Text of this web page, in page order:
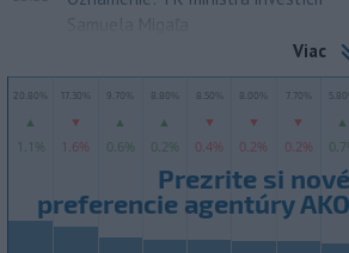
Samuela Migaľa
Viac